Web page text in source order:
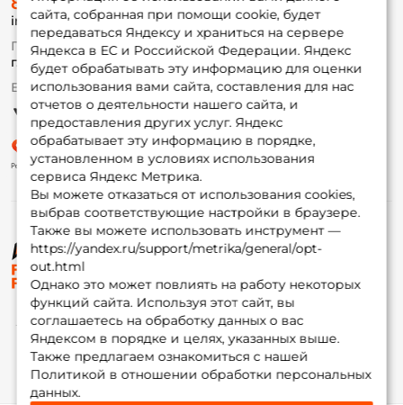
сайта, собранная при помощи cookie, будет
передаваться Яндексу и храниться на сервере
Яндекса в ЕС и Российской Федерации. Яндекс
будет обрабатывать эту информацию для оценки
использования вами сайта, составления для нас
отчетов о деятельности нашего сайта, и
предоставления других услуг. Яндекс
обрабатывает эту информацию в порядке,
установленном в условиях использования
сервиса Яндекс Метрика.
Вы можете отказаться от использования cookies,
выбрав соответствующие настройки в браузере.
Также вы можете использовать инструмент —
https://yandex.ru/support/metrika/general/opt-
out.html
Однако это может повлиять на работу некоторых
функций сайта. Используя этот сайт, вы
соглашаетесь на обработку данных о вас
Яндексом в порядке и целях, указанных выше.
Также предлагаем ознакомиться с нашей
Политикой в отношении обработки персональных
данных.
© ФоксФишинг, 2009-2026
Доставка
Оплата
Fox-bonus
Гуру
Партнерская программа
info@foxfishing.ru
По вопросам с заказом
г. Москва, ул. Плеханова д.7
Ежедневно 10:00 до 20:00